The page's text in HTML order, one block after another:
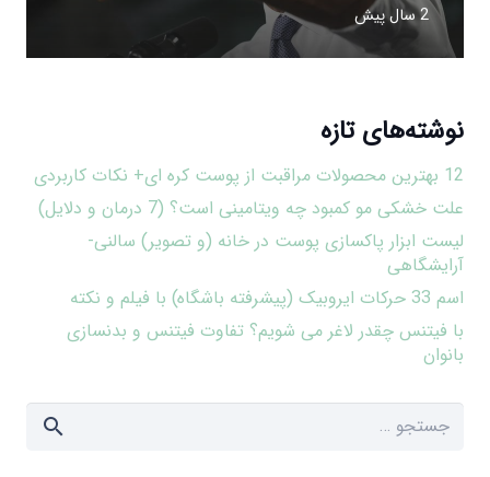
2 سال پیش
نوشته‌های تازه
12 بهترین محصولات مراقبت از پوست کره ای+ نکات کاربردی
علت خشکی مو کمبود چه ویتامینی است؟ (7 درمان و دلایل)
لیست ابزار پاکسازی پوست در خانه (و تصویر) سالنی-
آرایشگاهی
اسم 33 حرکات ایروبیک (پیشرفته باشگاه) با فیلم و نکته
با فیتنس چقدر لاغر می شویم؟ تفاوت فیتنس و بدنسازی
بانوان
جستجو